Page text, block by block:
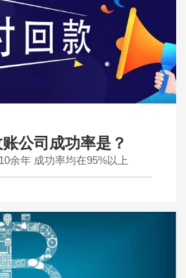
公司成功率是？
余年 成功率均在95%以上